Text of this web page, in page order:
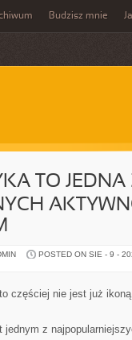
Budzisz mnie
TO
POSTED ON SIE - 9 -
częściej nie jest już
jednym z